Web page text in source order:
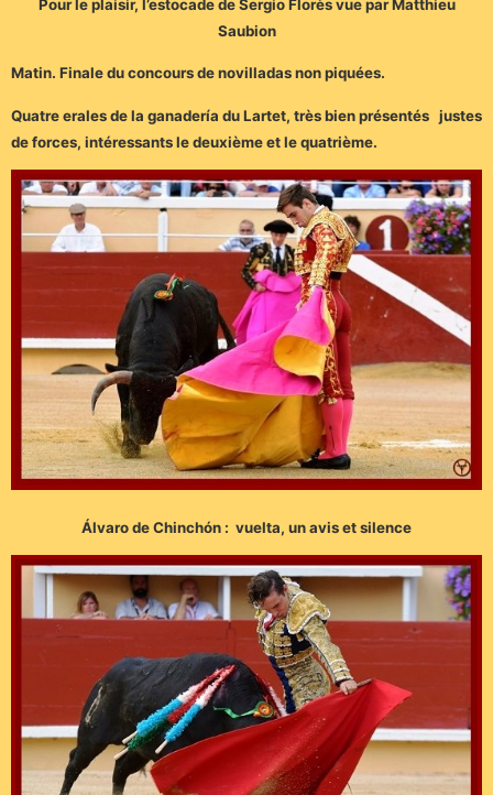
Pour le plaisir, l’estocade de Sergio Florès vue par Matthieu
Saubion
Matin. Finale du concours de novilladas non piquées.
Quatre erales de la ganadería du Lartet, très bien présentés justes
de forces, intéressants le deuxième et le quatrième.
Álvaro de Chinchón : vuelta, un avis et silence